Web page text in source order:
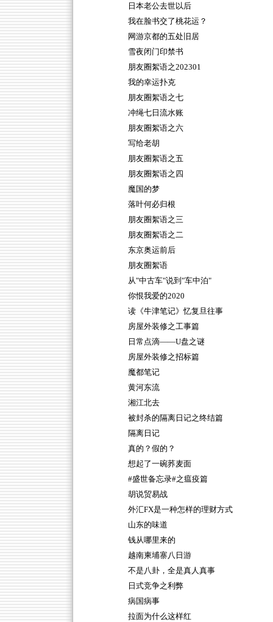
日本老公去世以后
我在脸书交了桃花运？
网游京都的五处旧居
雪夜闭门印禁书
朋友圈絮语之202301
我的幸运扑克
朋友圈絮语之七
冲绳七日流水账
朋友圈絮语之六
写给老胡
朋友圈絮语之五
朋友圈絮语之四
魔国的梦
落叶何必归根
朋友圈絮语之三
朋友圈絮语之二
东京奥运前后
朋友圈絮语
从"中古车"说到"车中泊"
你恨我爱的2020
读《牛津笔记》忆复旦往事
房屋外装修之工事篇
日常点滴——U盘之谜
房屋外装修之招标篇
魔都笔记
黄河东流
湘江北去
被封杀的隔离日记之终结篇
隔离日记
真的？假的？
想起了一碗荞麦面
#盛世备忘录#之瘟疫篇
胡说贸易战
外汇FX是一种怎样的理财方式
山东的味道
钱从哪里来的
越南柬埔寨八日游
不是八卦，全是真人真事
日式竞争之利弊
病国病事
拉面为什么这样红